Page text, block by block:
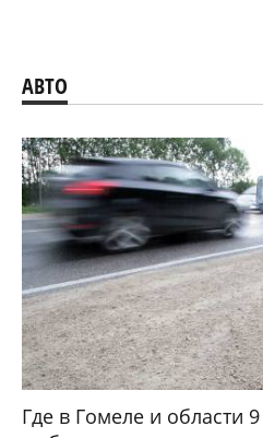
АВТО
Где в Гомеле и области